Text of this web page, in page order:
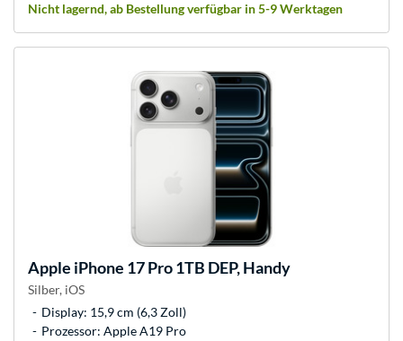
Nicht lagernd, ab Bestellung verfügbar in 5-9 Werktagen
Apple iPhone 17 Pro 1TB DEP, Handy
Silber, iOS
Display: 15,9 cm (6,3 Zoll)
Prozessor: Apple A19 Pro